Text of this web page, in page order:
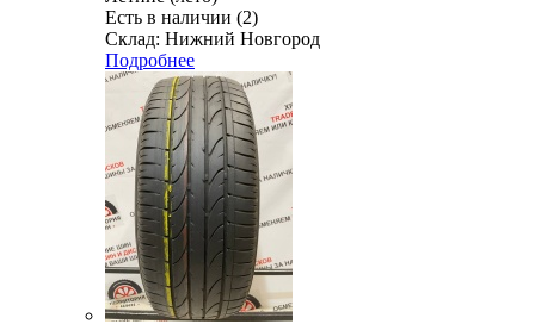
Есть в наличии (2)
Склад: Нижний Новгород
Подробнее